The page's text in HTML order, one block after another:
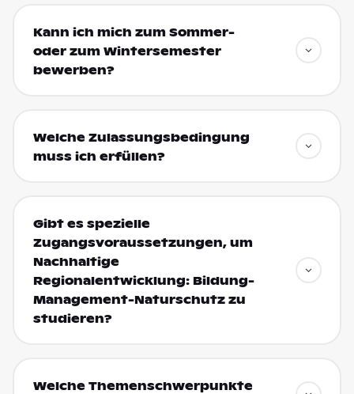
Kann ich mich zum Sommer-
oder zum Wintersemester
bewerben?
Welche Zulassungsbedingung
muss ich erfüllen?
Gibt es spezielle
Zugangsvoraussetzungen, um
Nachhaltige
Regionalentwicklung: Bildung-
Management-Naturschutz zu
studieren?
Welche Themenschwerpunkte